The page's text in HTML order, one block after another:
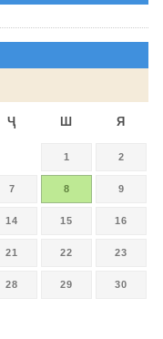
Ҷ Ш Я
1 2
7 8 9
14 15 16
21 22 23
28 29 30